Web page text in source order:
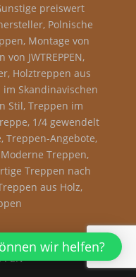
preiswert
Polnische
Montage von
JWTREPPEN,
Holztreppen aus
Skandinavischen
Stil, Treppen im
1/4 gewendelt
Treppen-Angebote,
Treppen,
Treppen nach
aus Holz,
wir helfen?